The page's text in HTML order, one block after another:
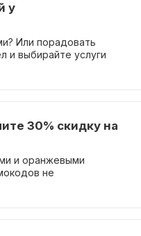
у
Или порадовать
и выбирайте услуги
30% скидку на
и оранжевыми
не